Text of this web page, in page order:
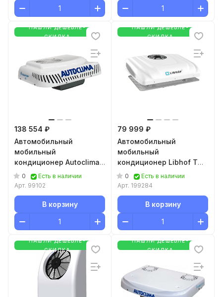
НАШЛИ ДЕШЕВЛЕ-
СКИДКА
138 554 ₽
Автомобильный
мобильный
кондиционер Autoclima
Fresco 3000 RT 12В
0
Есть в наличии
Арт. 99102
В корзину
НАШЛИ ДЕШЕВЛЕ-
СКИДКА
79 999 ₽
Автомобильный
мобильный
кондиционер Libhof TM-
324
0
Есть в наличии
Арт. 199284
В корзину
НАШЛИ ДЕШЕВЛЕ-
СКИДКА
НАШЛИ ДЕШЕВЛЕ-
СКИДКА